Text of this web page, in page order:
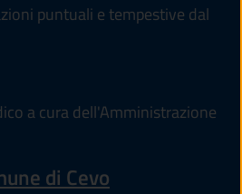
puntuali e tempestive dal
a cura dell'Amministrazione
di Cevo